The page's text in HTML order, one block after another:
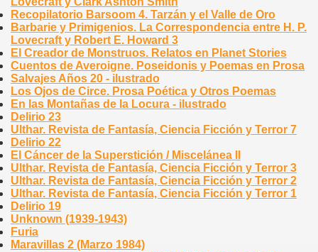
Recopilatorio Barsoom 4. Tarzán y el Valle de Oro
Barbarie y Primigenios. La Correspondencia entre H. P.
Lovecraft y Robert E. Howard 3
El Creador de Monstruos. Relatos en Planet Stories
Cuentos de Averoigne. Poseidonis y Poemas en Prosa
Salvajes Años 20 - ilustrado
Los Ojos de Circe. Prosa Poética y Otros Poemas
En las Montañas de la Locura - ilustrado
Delirio 23
Ulthar. Revista de Fantasía, Ciencia Ficción y Terror 7
Delirio 22
El Cáncer de la Superstición / Miscelánea II
Ulthar. Revista de Fantasía, Ciencia Ficción y Terror 3
Ulthar. Revista de Fantasía, Ciencia Ficción y Terror 2
Ulthar. Revista de Fantasía, Ciencia Ficción y Terror 1
Delirio 19
Unknown (1939-1943)
Furia
Maravillas 2 (Marzo 1984)